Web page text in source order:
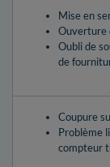
Mise en
Ouverture
Oubli de
de
Coupure
Problème
compteur